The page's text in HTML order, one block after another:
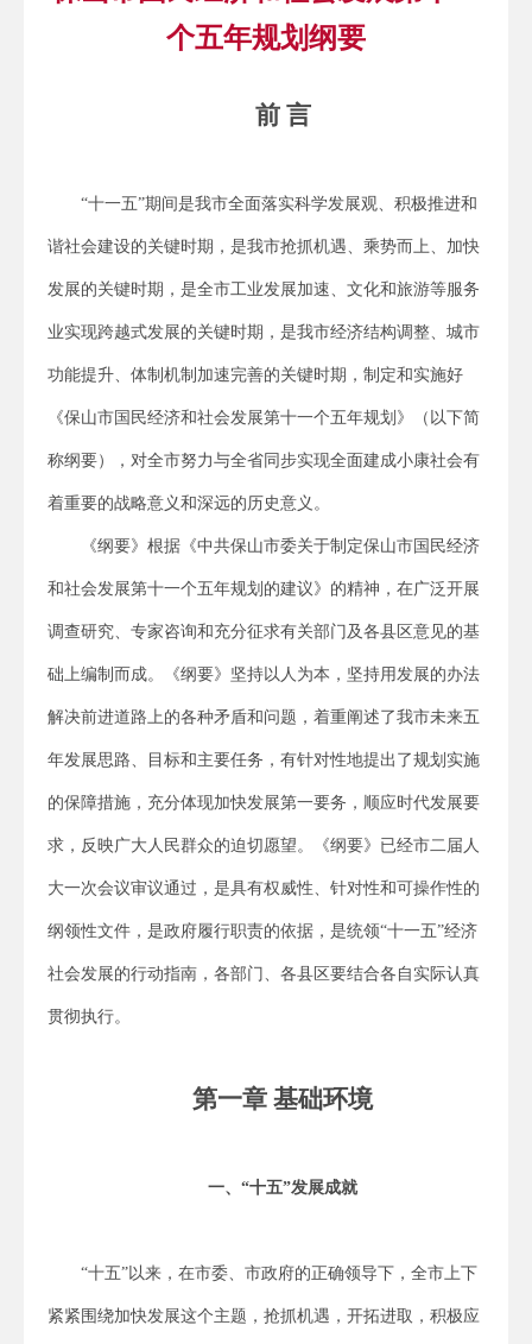
个五年规划纲要
前 言
“十一五”期间是我市全面落实科学发展观、积极推进和
谐社会建设的关键时期，是我市抢抓机遇、乘势而上、加快
发展的关键时期，是全市工业发展加速、文化和旅游等服务
业实现跨越式发展的关键时期，是我市经济结构调整、城市
功能提升、体制机制加速完善的关键时期，制定和实施好
《保山市国民经济和社会发展第十一个五年规划》（以下简
称纲要），对全市努力与全省同步实现全面建成小康社会有
着重要的战略意义和深远的历史意义。
《纲要》根据《中共保山市委关于制定保山市国民经济
和社会发展第十一个五年规划的建议》的精神，在广泛开展
调查研究、专家咨询和充分征求有关部门及各县区意见的基
础上编制而成。《纲要》坚持以人为本，坚持用发展的办法
解决前进道路上的各种矛盾和问题，着重阐述了我市未来五
年发展思路、目标和主要任务，有针对性地提出了规划实施
的保障措施，充分体现加快发展第一要务，顺应时代发展要
求，反映广大人民群众的迫切愿望。《纲要》已经市二届人
大一次会议审议通过，是具有权威性、针对性和可操作性的
纲领性文件，是政府履行职责的依据，是统领“十一五”经济
社会发展的行动指南，各部门、各县区要结合各自实际认真
贯彻执行。
第一章 基础环境
一、“十五”发展成就
“十五”以来，在市委、市政府的正确领导下，全市上下
紧紧围绕加快发展这个主题，抢抓机遇，开拓进取，积极应